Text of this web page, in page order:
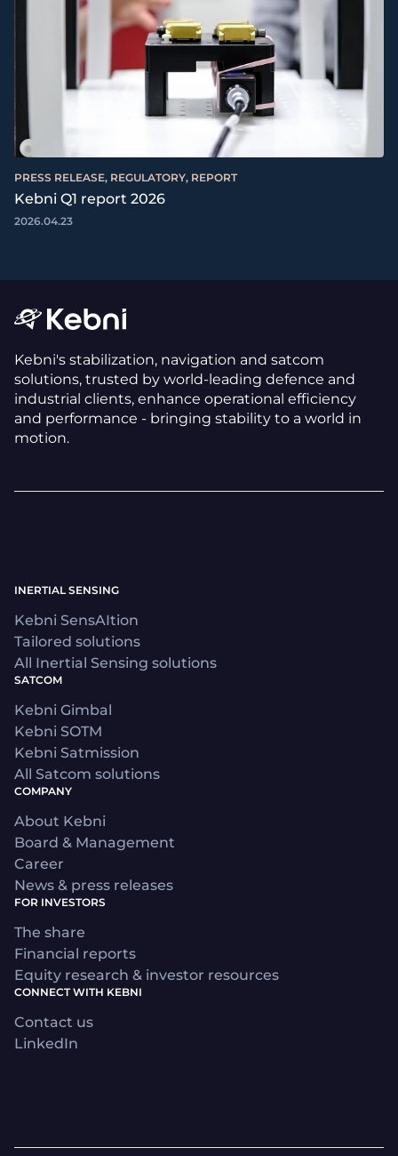
PRESS RELEASE, REGULATORY, REPORT
Kebni Q1 report 2026
2026.04.23
Kebni's stabilization, navigation and satcom
solutions, trusted by world-leading defence and
industrial clients, enhance operational efficiency
and performance - bringing stability to a world in
motion.
INERTIAL SENSING
Kebni SensAItion
Tailored solutions
All Inertial Sensing solutions
SATCOM
Kebni Gimbal
Kebni SOTM
Kebni Satmission
All Satcom solutions
COMPANY
About Kebni
Board & Management
Career
News & press releases
FOR INVESTORS
The share
Financial reports
Equity research & investor resources
CONNECT WITH KEBNI
Contact us
LinkedIn